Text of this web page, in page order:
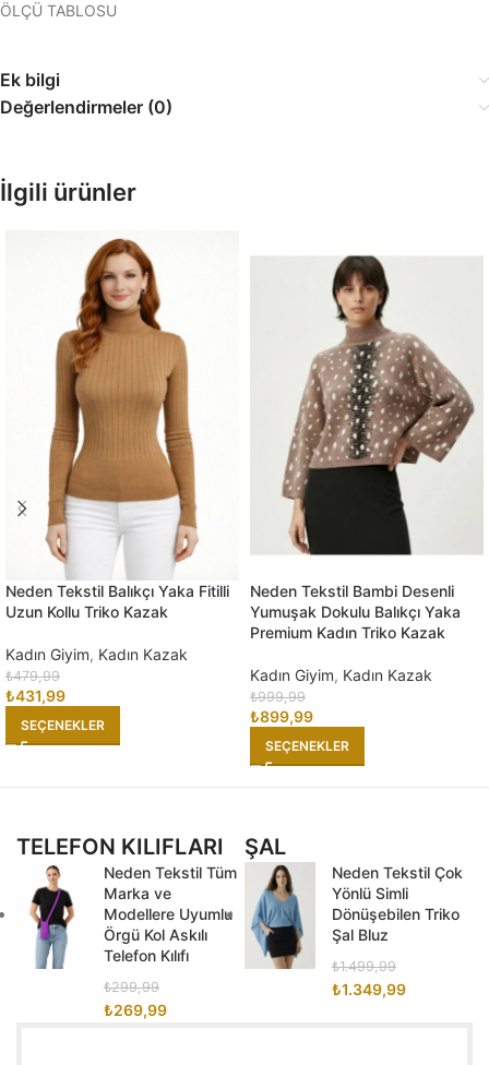
ÖLÇÜ TABLOSU
Ek bilgi
Değerlendirmeler (0)
İlgili ürünler
Neden Tekstil Balıkçı Yaka Fitilli
Uzun Kollu Triko Kazak
Kadın Giyim, Kadın Kazak
₺479,99
₺431,99
SEÇENEKLER
Neden Tekstil Bambi Desenli
Yumuşak Dokulu Balıkçı Yaka
Premium Kadın Triko Kazak
Kadın Giyim, Kadın Kazak
₺999,99
₺899,99
SEÇENEKLER
TELEFON KILIFLARI
Neden Tekstil Tüm
Marka ve
Modellere Uyumlu
Örgü Kol Askılı
Telefon Kılıfı
₺299,99
₺269,99
ŞAL
Neden Tekstil Çok
Yönlü Simli
Dönüşebilen Triko
Şal Bluz
₺1.499,99
₺1.349,99